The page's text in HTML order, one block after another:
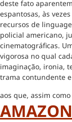
deste fato
espantosas, às
recursos de
policial americano,
cinematográficas.
vigorosa no qual
imaginação, ironia,
trama contundente
aos que, assim
AMAZON